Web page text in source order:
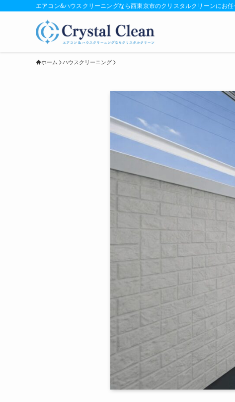
エアコン&ハウスクリーニングなら西東京市のクリスタルクリーンにお任
ホーム ハウスクリーニング